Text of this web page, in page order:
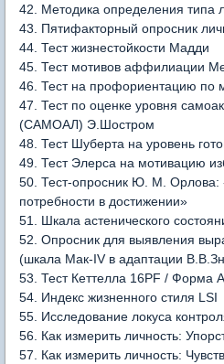
42. Методика определения типа
43. Пятифакторный опросник
44. Тест жизнестойкости Мадди
45. Тест мотивов аффилиации
46. Тест на профориентацию по
47. Тест по оценке уровня
(САМОАЛ) Э.Шостром
48. Тест Шуберта на уровень
49. Тест Элерса на мотивацию
50. Тест-опросник Ю. М. Орлова:
потребности в достижении»
51. Шкала астенического
52. Опросник для выявления
(шкала Мак-IV в адаптации
53. Тест Кеттелла 16PF / Форма A
54. Индекс жизненного стиля LSI
55. Исследование локуса
56. Как измерить личность:
57. Как измерить личность: